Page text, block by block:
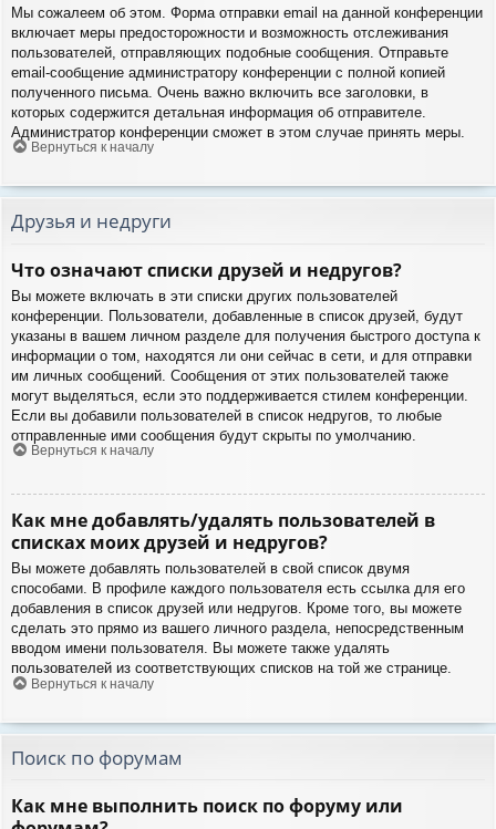
Мы сожалеем об этом. Форма отправки email на данной конференции
включает меры предосторожности и возможность отслеживания
пользователей, отправляющих подобные сообщения. Отправьте
email-сообщение администратору конференции с полной копией
полученного письма. Очень важно включить все заголовки, в
которых содержится детальная информация об отправителе.
Администратор конференции сможет в этом случае принять меры.
Вернуться к началу
Друзья и недруги
Что означают списки друзей и недругов?
Вы можете включать в эти списки других пользователей
конференции. Пользователи, добавленные в список друзей, будут
указаны в вашем личном разделе для получения быстрого доступа к
информации о том, находятся ли они сейчас в сети, и для отправки
им личных сообщений. Сообщения от этих пользователей также
могут выделяться, если это поддерживается стилем конференции.
Если вы добавили пользователей в список недругов, то любые
отправленные ими сообщения будут скрыты по умолчанию.
Вернуться к началу
Как мне добавлять/удалять пользователей в
списках моих друзей и недругов?
Вы можете добавлять пользователей в свой список двумя
способами. В профиле каждого пользователя есть ссылка для его
добавления в список друзей или недругов. Кроме того, вы можете
сделать это прямо из вашего личного раздела, непосредственным
вводом имени пользователя. Вы можете также удалять
пользователей из соответствующих списков на той же странице.
Вернуться к началу
Поиск по форумам
Как мне выполнить поиск по форуму или